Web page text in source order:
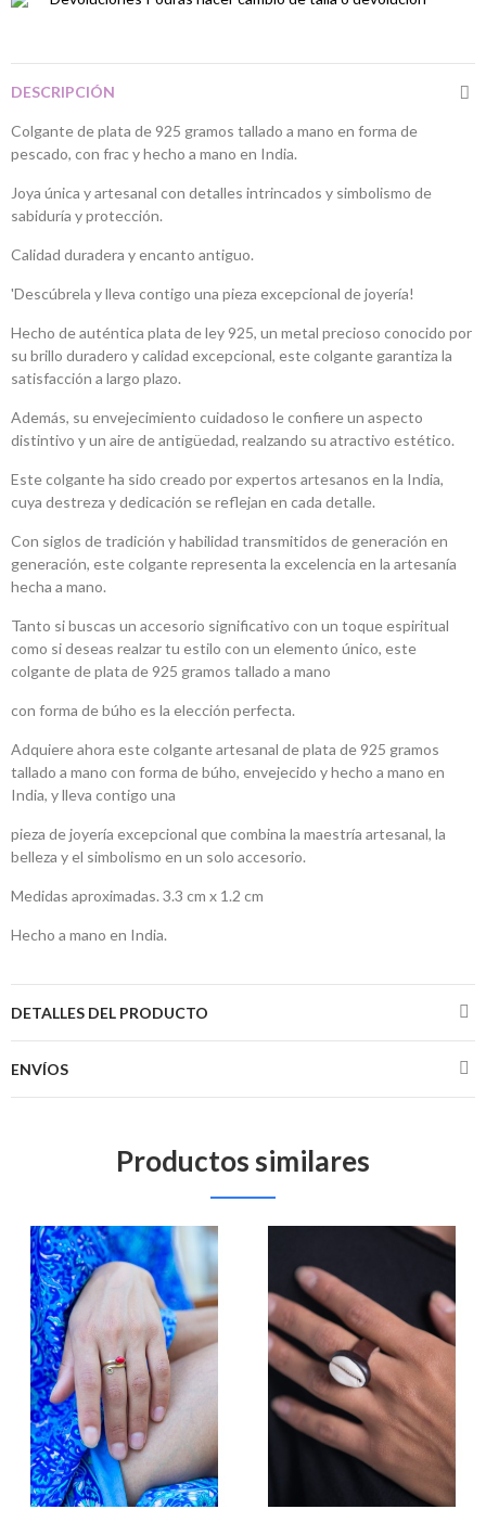
DESCRIPCIÓN
Colgante de plata de 925 gramos tallado a mano en forma de
pescado, con frac y hecho a mano en India.
Joya única y artesanal con detalles intrincados y simbolismo de
sabiduría y protección.
Calidad duradera y encanto antiguo.
'Descúbrela y lleva contigo una pieza excepcional de joyería!
Hecho de auténtica plata de ley 925, un metal precioso conocido por
su brillo duradero y calidad excepcional, este colgante garantiza la
satisfacción a largo plazo.
Además, su envejecimiento cuidadoso le confiere un aspecto
distintivo y un aire de antigüedad, realzando su atractivo estético.
Este colgante ha sido creado por expertos artesanos en la India,
cuya destreza y dedicación se reflejan en cada detalle.
Con siglos de tradición y habilidad transmitidos de generación en
generación, este colgante representa la excelencia en la artesanía
hecha a mano.
Tanto si buscas un accesorio significativo con un toque espiritual
como si deseas realzar tu estilo con un elemento único, este
colgante de plata de 925 gramos tallado a mano
con forma de búho es la elección perfecta.
Adquiere ahora este colgante artesanal de plata de 925 gramos
tallado a mano con forma de búho, envejecido y hecho a mano en
India, y lleva contigo una
pieza de joyería excepcional que combina la maestría artesanal, la
belleza y el simbolismo en un solo accesorio.
Medidas aproximadas. 3.3 cm x 1.2 cm
Hecho a mano en India.
DETALLES DEL PRODUCTO
ENVÍOS
Productos similares